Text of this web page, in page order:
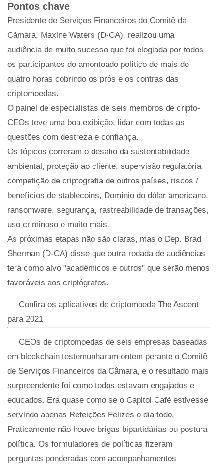
Pontos chave
Presidente de Serviços Financeiros do Comitê da
Câmara, Maxine Waters (D-CA), realizou uma
audiência de muito sucesso que foi elogiada por todos
os participantes do amontoado político de mais de
quatro horas cobrindo os prós e os contras das
criptomoedas.
O painel de especialistas de seis membros de cripto-
CEOs teve uma boa exibição, lidar com todas as
questões com destreza e confiança.
Os tópicos correram o desafio da sustentabilidade
ambiental, proteção ao cliente, supervisão regulatória,
competição de criptografia de outros países, riscos /
benefícios de stablecoins, Domínio do dólar americano,
ransomware, segurança, rastreabilidade de transações,
uso criminoso e muito mais.
As próximas etapas não são claras, mas o Dep. Brad
Sherman (D-CA) disse que outra rodada de audiências
terá como alvo "acadêmicos e outros" que serão menos
favoráveis ​​aos criptógrafos.
Confira os aplicativos de criptomoeda The Ascent
para 2021
CEOs de criptomoedas de seis empresas baseadas
em blockchain testemunharam ontem perante o Comitê
de Serviços Financeiros da Câmara, e o resultado mais
surpreendente foi como todos estavam engajados e
educados. Era quase como se o Capitol Café estivesse
servindo apenas Refeições Felizes o dia todo.
Praticamente não houve brigas bipartidárias ou postura
política. Os formuladores de políticas fizeram
perguntas ponderadas com acompanhamentos